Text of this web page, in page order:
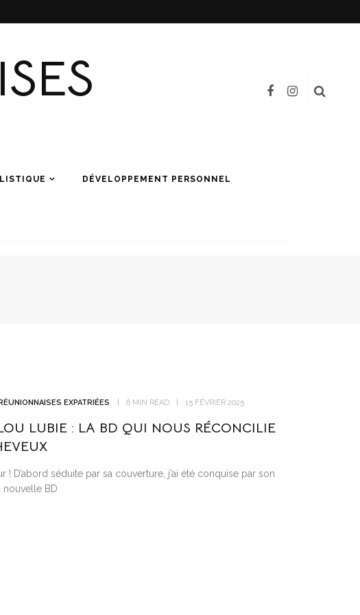
DÉVELOPPEMENT PERSONNEL
EXPATRIÉES 6 MIN READ 15 FÉVRIER 2025
LUBIE : LA BD QUI NOUS RÉCONCILIE
D’abord séduite par sa couverture, j’ai été conquise par son
nouvelle BD